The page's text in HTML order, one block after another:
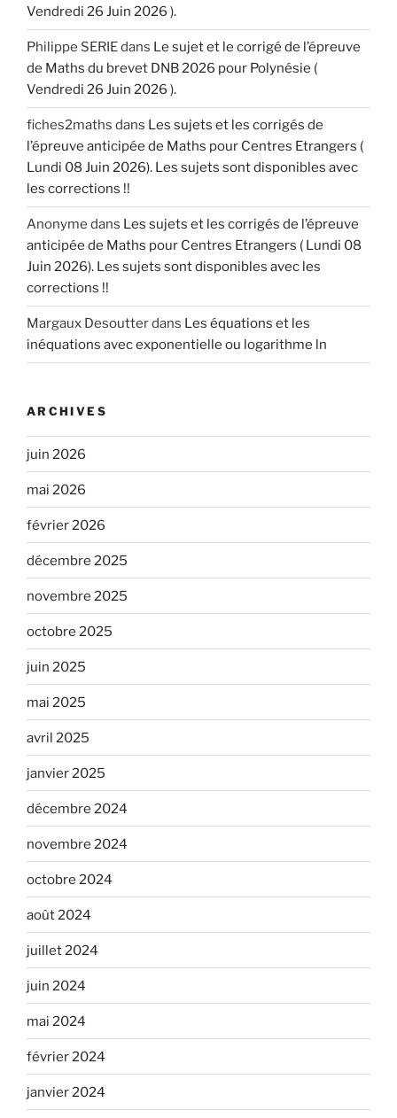
Vendredi 26 Juin 2026 ).
Philippe SERIEdans Le sujet et le corrigé de l’épreuve
de Maths du brevet DNB 2026 pour Polynésie (
Vendredi 26 Juin 2026 ).
fiches2maths dans Les sujets et les corrigés de
l’épreuve anticipée de Maths pour Centres Etrangers (
Lundi 08 Juin 2026). Les sujets sont disponibles avec
les corrections !!
Anonyme dans Les sujets et les corrigés de l’épreuve
anticipée de Maths pour Centres Etrangers ( Lundi 08
Juin 2026). Les sujets sont disponibles avec les
corrections !!
Margaux Desoutterdans Les équations et les
inéquations avec exponentielle ou logarithme ln
ARCHIVES
juin 2026
mai 2026
février 2026
décembre 2025
novembre 2025
octobre 2025
juin 2025
mai 2025
avril 2025
janvier 2025
décembre 2024
novembre 2024
octobre 2024
août 2024
juillet 2024
juin 2024
mai 2024
février 2024
janvier 2024